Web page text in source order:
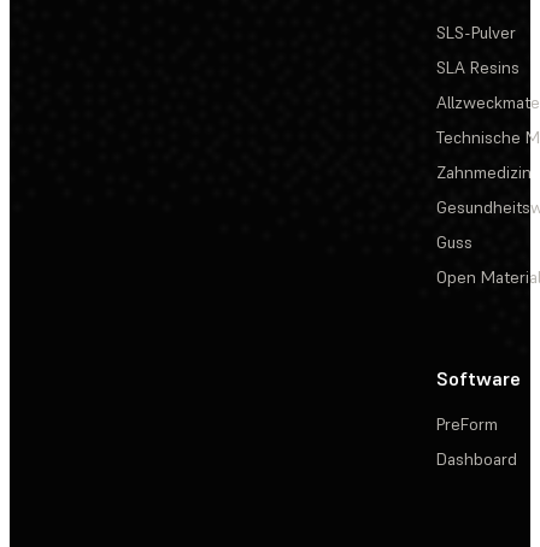
SLS-Pulver
SLA Resins
Technische
Zahnmedizin
Guss
Open
Software
PreForm
Dashboard